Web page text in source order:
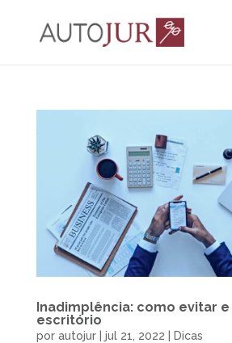
Inadimplência: como evitar
escritório
por autojur| jul 21, 2022 Dicas